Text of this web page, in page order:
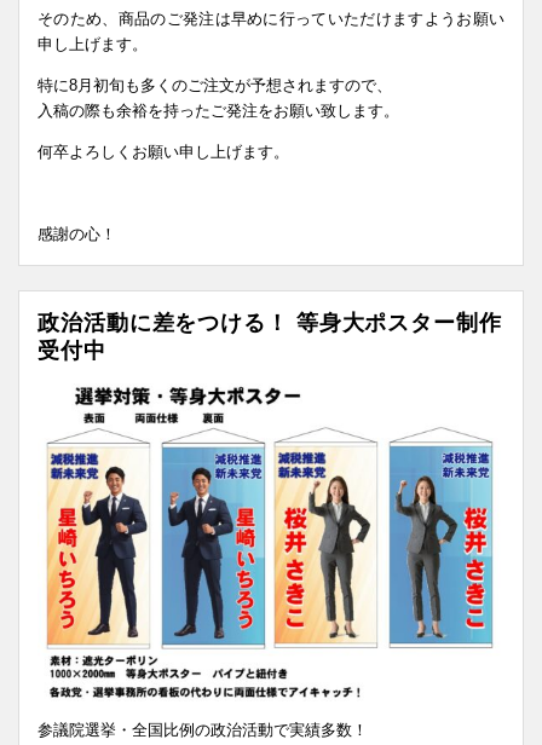
そのため、商品のご発注は早めに行っていただけますようお願い
申し上げます。
特に8月初旬も多くのご注文が予想されますので、
入稿の際も余裕を持ったご発注をお願い致します。
何卒よろしくお願い申し上げます。
感謝の心！
政治活動に差をつける！ 等身大ポスター制作
受付中
参議院選挙・全国比例の政治活動で実績多数！